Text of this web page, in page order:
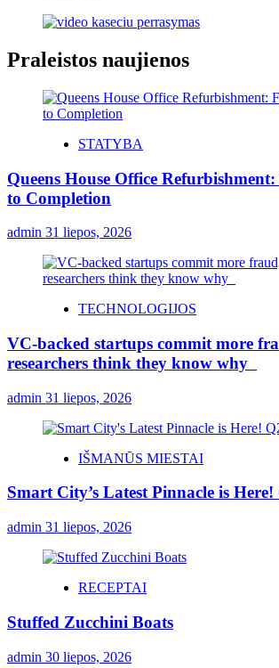
Praleistos naujienos
STATYBA
Queens House Office
to Completion
admin 31 liepos, 2026
TECHNOLOGIJOS
VC-backed startups commit more
researchers think they know why
admin 31 liepos, 2026
IŠMANŪS MIESTAI
Smart City’s Latest Pinnacle is Here!
admin 31 liepos, 2026
RECEPTAI
Stuffed Zucchini Boats
admin 30 liepos, 2026